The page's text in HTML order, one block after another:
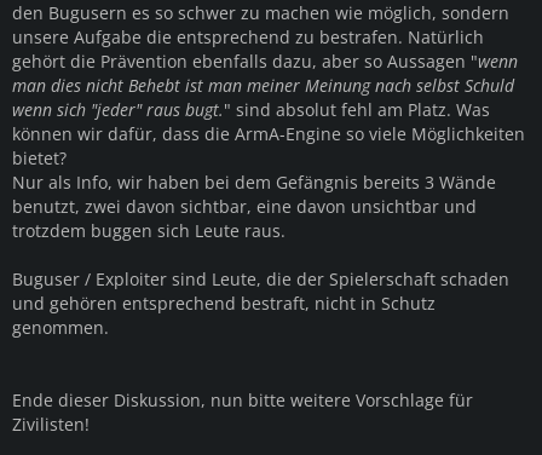
den Bugusern es so schwer zu machen wie möglich, sondern
unsere Aufgabe die entsprechend zu bestrafen. Natürlich
gehört die Prävention ebenfalls dazu, aber so Aussagen "wenn
man dies nicht Behebt ist man meiner Meinung nach selbst Schuld
wenn sich "jeder" raus bugt." sind absolut fehl am Platz. Was
können wir dafür, dass die ArmA-Engine so viele Möglichkeiten
bietet?
Nur als Info, wir haben bei dem Gefängnis bereits 3 Wände
benutzt, zwei davon sichtbar, eine davon unsichtbar und
trotzdem buggen sich Leute raus.
Buguser / Exploiter sind Leute, die der Spielerschaft schaden
und gehören entsprechend bestraft, nicht in Schutz
genommen.
Ende dieser Diskussion, nun bitte weitere Vorschlage für
Zivilisten!